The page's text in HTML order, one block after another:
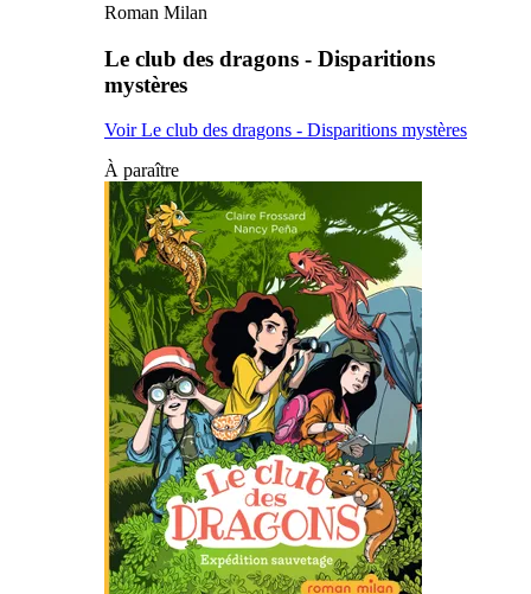
Roman Milan
Le club des dragons - Disparitions
mystères
Voir Le club des dragons - Disparitions mystères
À paraître